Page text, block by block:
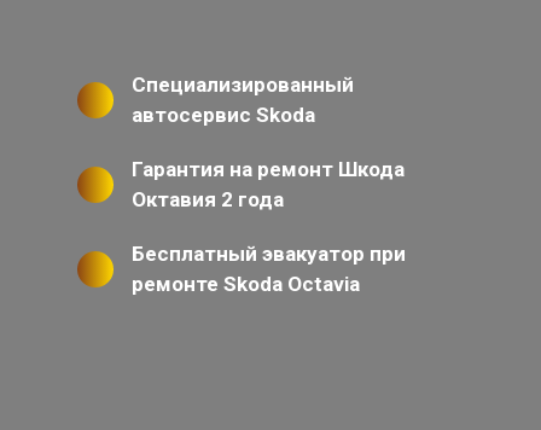
Специализированный
автосервис Skoda
Гарантия на ремонт Шкода
Октавия 2 года
Бесплатный эвакуатор при
ремонте Skoda Octavia